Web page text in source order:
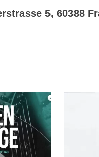
5, 60388